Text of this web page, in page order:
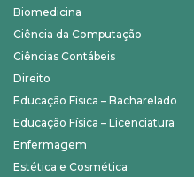
Biomedicina
Ciência da Computação
Ciências Contábeis
Direito
Educação Física – Bacharelado
Educação Física – Licenciatura
Enfermagem
Estética e Cosmética